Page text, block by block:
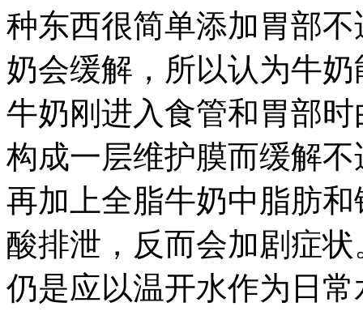
种东西很简单添加胃部
奶会缓解，所以认为牛
牛奶刚进入食管和胃部
构成一层维护膜而缓解
再加上全脂牛奶中脂肪
酸排泄，反而会加剧症
仍是应以温开水作为日